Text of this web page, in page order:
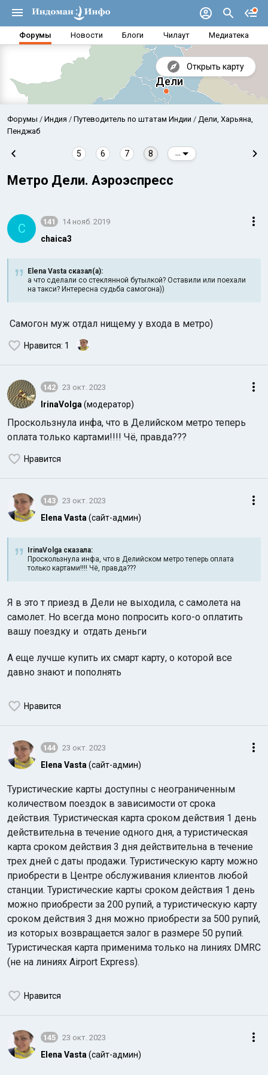
Форумы Новости Блоги Чилаут Медиатека
Открыть карту
Аравийское море
Индийский океан
Форумы Индия Путеводитель по штатам Индии
Дели, Харьяна,
Пенджаб
5 6 7 8
Метро Дели. Аэроэспресс
C 141 14 нояб. 2019
chaica3
Elena Vasta сказал(а):
а что сделали со стеклянной бутылкой? Оставили или поехали
на такси? Интересна судьба самогона))
Самогон муж отдал нищему у входа в метро)
Нравится: 1
142 23 окт. 2023
IrinaVolga (модератор)
Проскользнула инфа, что в Делийском метро теперь
оплата только картами!!!! Чё, правда???
Нравится
143 23 окт. 2023
Elena Vasta (сайт-админ)
IrinaVolga сказалa:
Проскользнула инфа, что в Делийском метро теперь оплата
только картами!!!! Чё, правда???
Я в это т приезд в Дели не выходила, с самолета на
самолет. Но всегда моно попросить кого-о оплатить
вашу поездку и отдать деньги
А еще лучше купить их смарт карту, о которой все
давно знают и пополнять
Нравится
144 23 окт. 2023
Elena Vasta (сайт-админ)
Туристические карты доступны с неограниченным
количеством поездок в зависимости от срока
действия. Туристическая карта сроком действия 1 день
действительна в течение одного дня, а туристическая
карта сроком действия 3 дня действительна в течение
трех дней с даты продажи. Туристическую карту можно
приобрести в Центре обслуживания клиентов любой
станции. Туристические карты сроком действия 1 день
можно приобрести за 200 рупий, а туристическую карту
сроком действия 3 дня можно приобрести за 500 рупий,
из которых возвращается залог в размере 50 рупий.
Туристическая карта применима только на линиях DMRC
(не на линиях Airport Express).
Нравится
145 23 окт. 2023
Elena Vasta (сайт-админ)